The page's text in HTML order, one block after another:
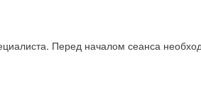
Перед началом сеанса